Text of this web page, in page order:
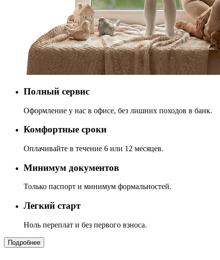
Полный сервис
Оформление у нас в офисе, без лишних походов в банк.
Комфортные сроки
Оплачивайте в течение 6 или 12 месяцев.
Минимум документов
Только паспорт и минимум формальностей.
Легкий старт
Ноль переплат и без первого взноса.
Подробнее